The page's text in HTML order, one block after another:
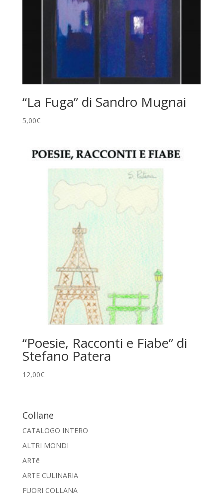
“La Fuga” di Sandro Mugnai
5,00€
“Poesie, Racconti e Fiabe” di
Stefano Patera
12,00€
Collane
CATALOGO INTERO
ALTRI MONDI
ARTē
ARTE CULINARIA
FUORI COLLANA